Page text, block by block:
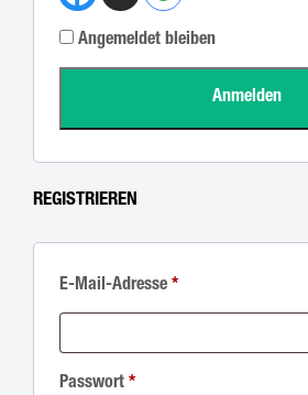
Angemeldet bleiben
Anmelden
REGISTRIEREN
E-Mail-Adresse *
Passwort *